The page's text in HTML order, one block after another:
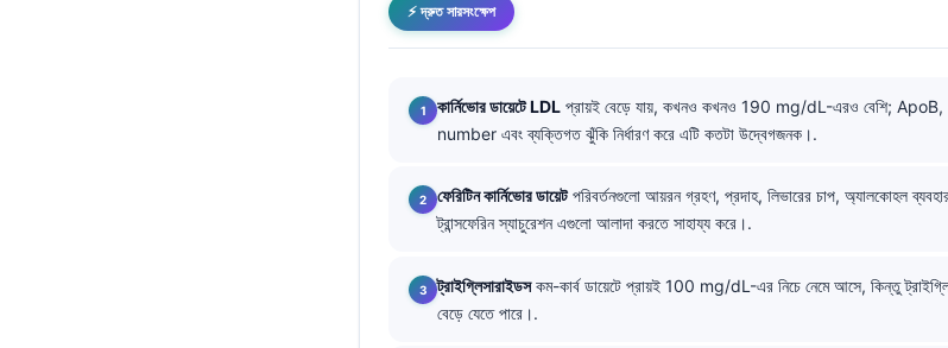
⚡ দ্রুত সারসংক্ষেপ
কার্নিভোর ডায়েটে LDL প্রায়ই বেড়ে যায়, কখনও কখনও 190 mg/dL-এরও বেশি;
number এবং ব্যক্তিগত ঝুঁকি নির্ধারণ করে এটি কতটা উদ্বেগজনক।.
ফেরিটিন কার্নিভোর ডায়েটপরিবর্তনগুলো আয়রন গ্রহণ, প্রদাহ, লিভারের চাপ, অ্যালকোহল
ট্রান্সফেরিন স্যাচুরেশন এগুলো আলাদা করতে সাহায্য করে।.
ট্রাইগ্লিসারাইডসকম-কার্ব ডায়েটে প্রায়ই 100 mg/dL-এর নিচে নেমে আসে, কিন্তু
বেড়ে যেতে পারে।.